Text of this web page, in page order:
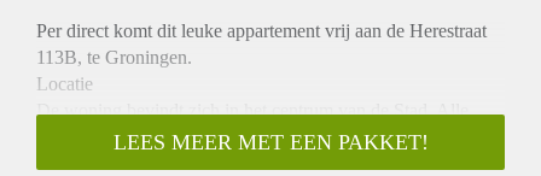
Per direct komt dit leuke appartement vrij aan de Herestraat
113B, te Groningen.
Locatie
De woning bevindt zich in het centrum van de Stad. Alle
benodigde voorzieningen zijn op loopafstand en sta je binnen
5 minuten op de Grote Markt.
LEES MEER MET EEN PAKKET!